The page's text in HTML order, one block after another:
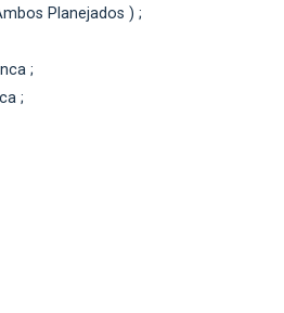
Planejados ) ;
;
;